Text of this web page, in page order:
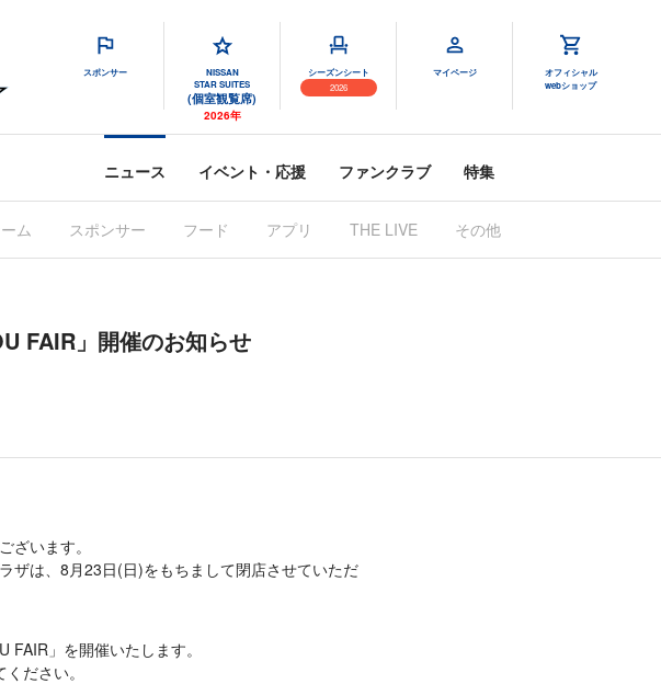
スポンサー
NISSAN
STAR SUITES
(個室観覧席)
2026年
シーズンシート
2026
マイページ
オフィシャル
webショップ
ニュース イベント・応援 ファンクラブ 特集
ム スポンサー フード アプリ THE LIVE その他
FAIR」開催のお知らせ
ざいます。
ザは、8月23日(日)をもちまして閉店させていただ
」を開催いたします。
ださい。